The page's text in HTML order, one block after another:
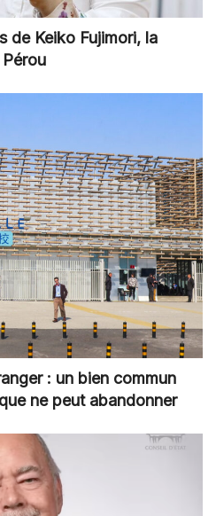
de Keiko Fujimori, la
: un bien commun
ne peut abandonner